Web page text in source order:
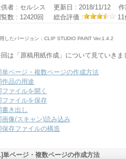
者 : セルシス 更新日 : 2018/11/12
数 : 12420回
総合評価 : 11
したバージョン：CLIP STUDIO PAINT Ver.1.4.2
は「原稿用紙作成」について見ていき
単ページ・複数ページの作成方法
作品の用途
ファイルを開く
ファイルを保存
書き出し
画像(スキャン)読み込み
保存ファイルの構造
単ページ・複数ページの作成方法